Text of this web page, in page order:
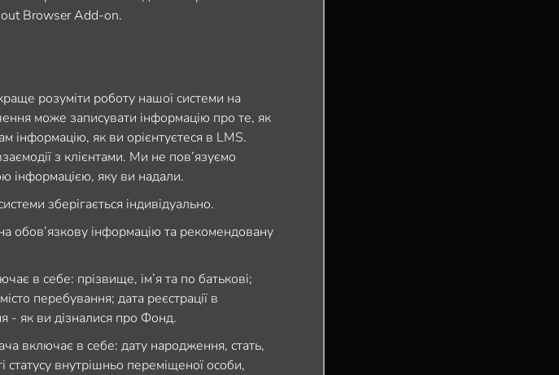
Browser Add-on.
розуміти роботу нашої системи на
може записувати інформацію про те, як
інформацію, як ви орієнтуєтеся в LMS.
з клієнтами. Ми не пов’язуємо
інформацією, яку ви надали.
зберігається індивідуально.
обов’язкову інформацію та рекомендовану
в себе: прізвище, ім’я та по батькові;
перебування; дата реєстрації в
- як ви дізналися про Фонд.
включає в себе: дату народження, стать,
статусу внутрішньо переміщеної особи,